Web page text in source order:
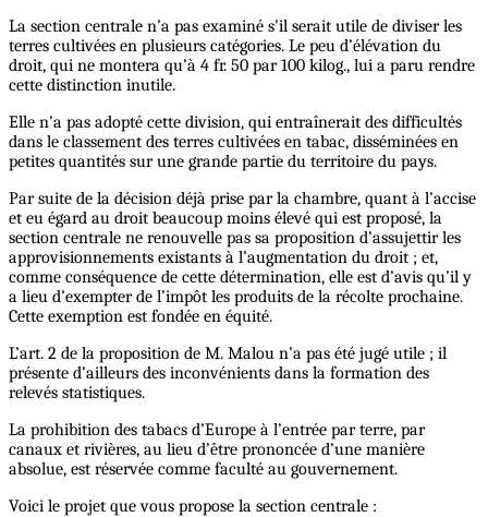
La section centrale n’a pas examiné s’il serait utile de diviser les
terres cultivées en plusieurs catégories. Le peu d’élévation du
droit, qui ne montera qu’à 4 fr. 50 par 100 kilog., lui a paru rendre
cette distinction inutile.
Elle n’a pas adopté cette division, qui entraînerait des difficultés
dans le classement des terres cultivées en tabac, disséminées en
petites quantités sur une grande partie du territoire du pays.
Par suite de la décision déjà prise par la chambre, quant à l’accise
et eu égard au droit beaucoup moins élevé qui est proposé, la
section centrale ne renouvelle pas sa proposition d’assujettir les
approvisionnements existants à l’augmentation du droit ; et,
comme conséquence de cette détermination, elle est d’avis qu’il y
a lieu d’exempter de l’impôt les produits de la récolte prochaine.
Cette exemption est fondée en équité.
L’art. 2 de la proposition de M. Malou n’a pas été jugé utile ; il
présente d’ailleurs des inconvénients dans la formation des
relevés statistiques.
La prohibition des tabacs d’Europe à l’entrée par terre, par
canaux et rivières, au lieu d’être prononcée d’une manière
absolue, est réservée comme faculté au gouvernement.
Voici le projet que vous propose la section centrale :